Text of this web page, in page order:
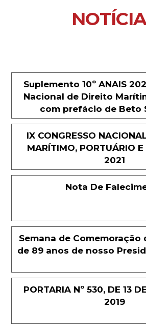
Suplemento 10º ANAIS
Nacional de Direito
com prefácio de Beto
IX CONGRESSO
MARÍTIMO, PORTUÁRIO
2021
Nota De
Semana de Comemoração
de 89 anos de nosso
PORTARIA Nº 530, DE 13
2019